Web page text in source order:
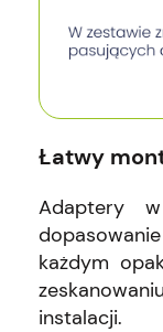
Łatwy
Adaptery
każdym
instalacji.